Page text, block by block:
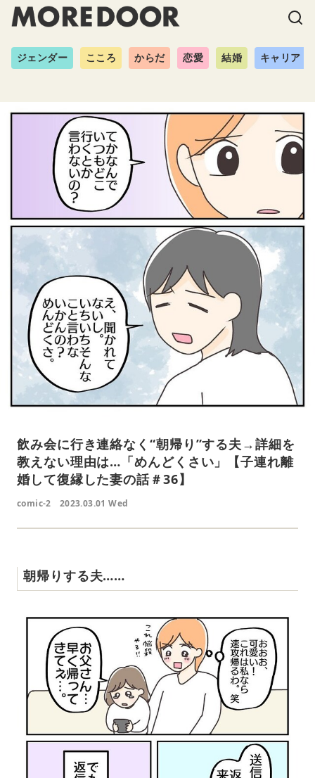
ジェンダー こころ からだ 恋愛 結婚 キャリア
飲み会に行き連絡なく“朝帰り”する夫→詳細を
教えない理由は…「めんどくさい」【子連れ離
婚して復縁した妻の話＃36】
comic-2 2023.03.01 Wed
朝帰りする夫……